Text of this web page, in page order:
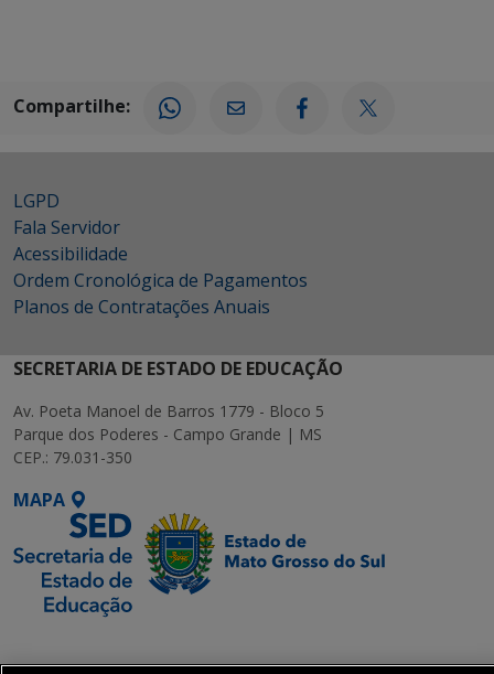
Compartilhe:
LGPD
Fala Servidor
Acessibilidade
Ordem Cronológica de Pagamentos
Planos de Contratações Anuais
SECRETARIA DE ESTADO DE EDUCAÇÃO
Av. Poeta Manoel de Barros 1779 - Bloco 5
Parque dos Poderes - Campo Grande | MS
CEP.: 79.031-350
MAPA